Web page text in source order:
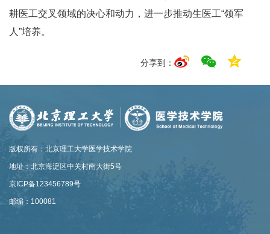
耕医工交叉领域的决心和动力，进一步推动生医工“领军
人”培养。
分享到：
版权所有：北京理工大学医学技术学院
地址：北京海淀区中关村南大街5号
京ICP备123456789号
邮编：100081